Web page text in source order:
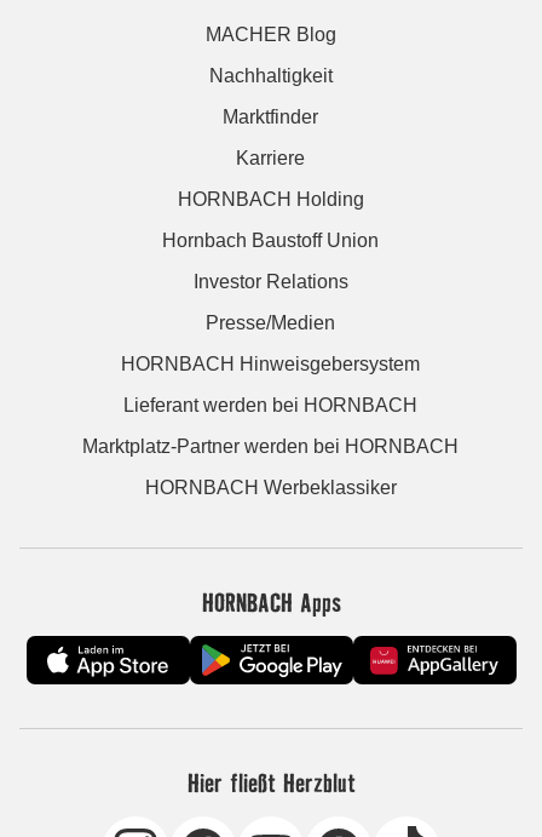
MACHER Blog
Nachhaltigkeit
Marktfinder
Karriere
HORNBACH Holding
Hornbach Baustoff Union
Investor Relations
Presse/Medien
HORNBACH Hinweisgebersystem
Lieferant werden bei HORNBACH
Marktplatz-Partner werden bei HORNBACH
HORNBACH Werbeklassiker
HORNBACH Apps
Hier fließt Herzblut